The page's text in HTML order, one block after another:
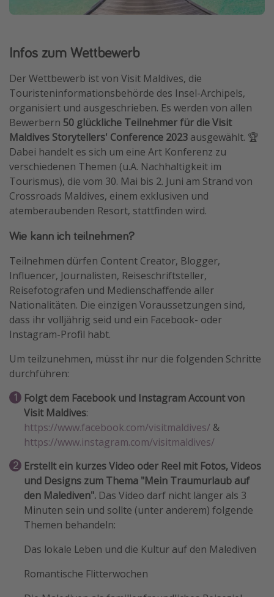
Travel Know How
Last Minute Urlaub Mallorca
Last Minute Urlaub Deutschland
Infos zum Wettbewerb
Der Wettbewerb ist von Visit Maldives, die
Touristeninformationsbehörde des Insel-Archipels,
organisiert und ausgeschrieben. Es werden von allen
Bewerbern 50 glückliche Teilnehmer für die Visit
Maldives Storytellers' Conference 2023 ausgewählt. 🏆
Dabei handelt es sich um eine Art Konferenz zu
verschiedenen Themen (u.A. Nachhaltigkeit im
Tourismus), die vom 30. Mai bis 2. Juni am Strand von
Crossroads Maldives, einem exklusiven und
atemberaubenden Resort, stattfinden wird.
Wie kann ich teilnehmen?
Teilnehmen dürfen Content Creator, Blogger,
Influencer, Journalisten, Reiseschriftsteller,
Reisefotografen und Medienschaffende aller
Nationalitäten. Die einzigen Voraussetzungen sind,
dass ihr volljährig seid und ein Facebook- oder
Instagram-Profil habt.
Um teilzunehmen, müsst ihr nur die folgenden Schritte
durchführen:
Folgt dem Facebook und Instagram Account von
Visit Maldives:
https://www.facebook.com/visitmaldives/ &
https://www.instagram.com/visitmaldives/
Erstellt ein kurzes Video oder Reel mit Fotos, Videos
und Designs zum Thema "Mein Traumurlaub auf
den Malediven". Das Video darf nicht länger als 3
Minuten sein und sollte (unter anderem) folgende
Themen behandeln:
Das lokale Leben und die Kultur auf den Malediven
Romantische Flitterwochen